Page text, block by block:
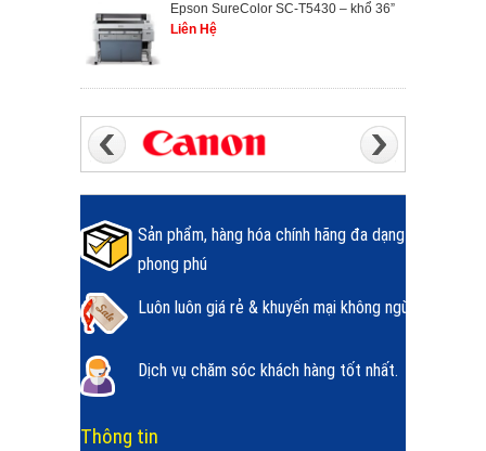
Epson SureColor SC-T5430 – khổ 36”
Liên Hệ
Sản phẩm, hàng hóa chính hãng đa dạng
phong phú
Luôn luôn giá rẻ & khuyến mại không ngừng.
Dịch vụ chăm sóc khách hàng tốt nhất.
Thông tin